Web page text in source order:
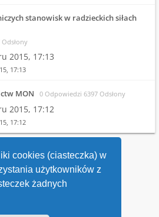
cookies (ciasteczka) w
użytkowników z
żadnych
stanowisk w radzieckich siłach
2015, 17:13
17:13
MON 0 Odpowiedzi 6397 Odsłony
2015, 17:12
17:12